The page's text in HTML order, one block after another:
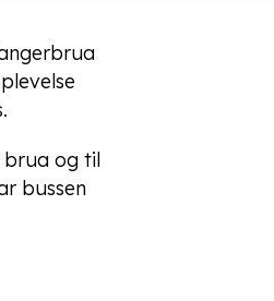
brua og til
bussen